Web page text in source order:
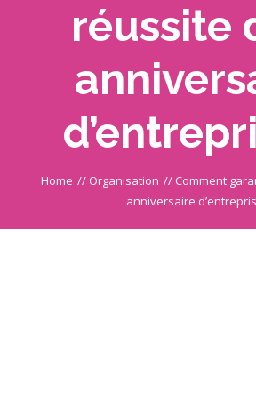
réussite
Home // Organisation // Comment
anniversaire